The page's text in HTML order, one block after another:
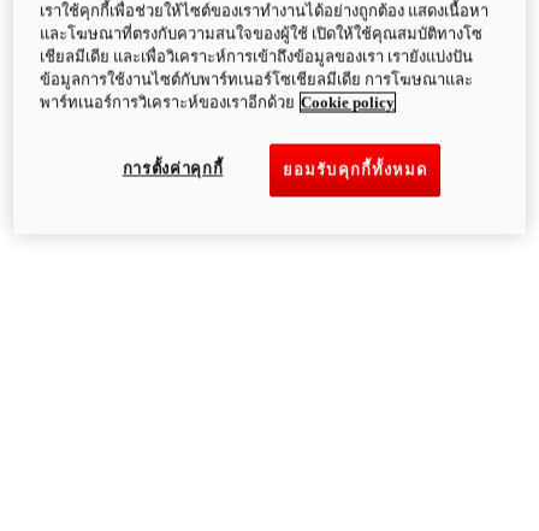
เราใช้คุกกี้เพื่อช่วยให้ไซต์ของเราทำงานได้อย่างถูกต้อง แสดงเนื้อหา
และโฆษณาที่ตรงกับความสนใจของผู้ใช้ เปิดให้ใช้คุณสมบัติทางโซ
เชียลมีเดีย และเพื่อวิเคราะห์การเข้าถึงข้อมูลของเรา เรายังแบ่งปัน
ข้อมูลการใช้งานไซต์กับพาร์ทเนอร์โซเชียลมีเดีย การโฆษณาและ
พาร์ทเนอร์การวิเคราะห์ของเราอีกด้วย Cookie policy
ยอมรับคุกกี้ทั้งหมด
การตั้งค่าคุกกี้